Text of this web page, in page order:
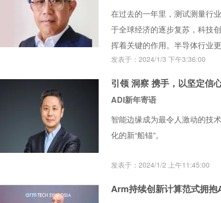
在过去的一年里，测试测量行
于全球经济的逐步复苏，科技
挥着关键的作用。半导体行业
化、互联网、人工智能等新一
发表于：2024/1/3 下午3:36:00
引领 洞察 携手，以坚定信
ADI新年寄语
智能边缘成为最令人激动的技
化的新“船锚”。
发表于：2024/1/2 上午11:45:00
Arm持续创新计算范式拥抱